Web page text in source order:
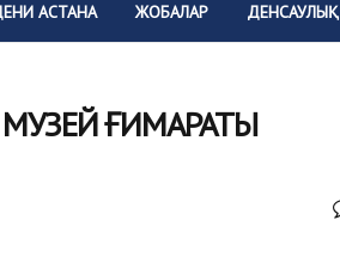
АСТАНА ЖОБАЛАР ДЕНСАУЛЫҚ
ҒИМАРАТЫ